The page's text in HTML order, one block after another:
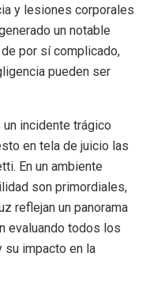
y lesiones corporales
un notable
por sí complicado,
pueden ser
incidente trágico
en tela de juicio las
En un ambiente
son primordiales,
reflejan un panorama
evaluando todos los
su impacto en la